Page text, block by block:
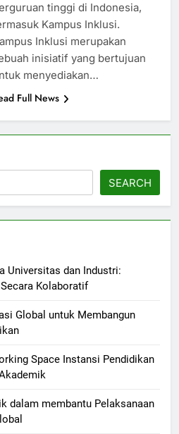
tinggi di Indonesia,
Kampus Inklusi.
Inklusi merupakan
inisiatif yang bertujuan
menyediakan…
Full News
SEARCH
Universitas dan Industri:
Kolaboratif
Global untuk Membangun
Space Instansi Pendidikan
dalam membantu Pelaksanaan